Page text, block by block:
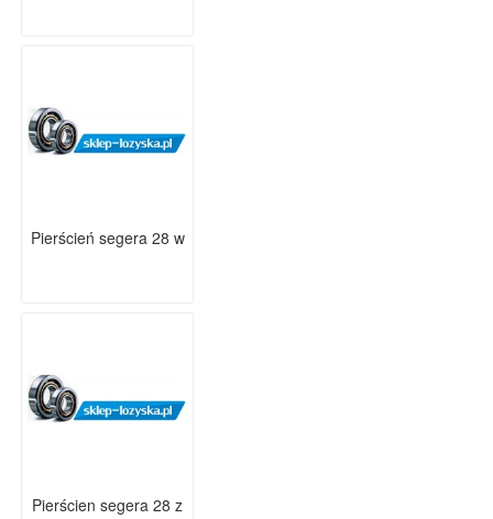
Pierścień segera 28 w
Pierścien segera 28 z